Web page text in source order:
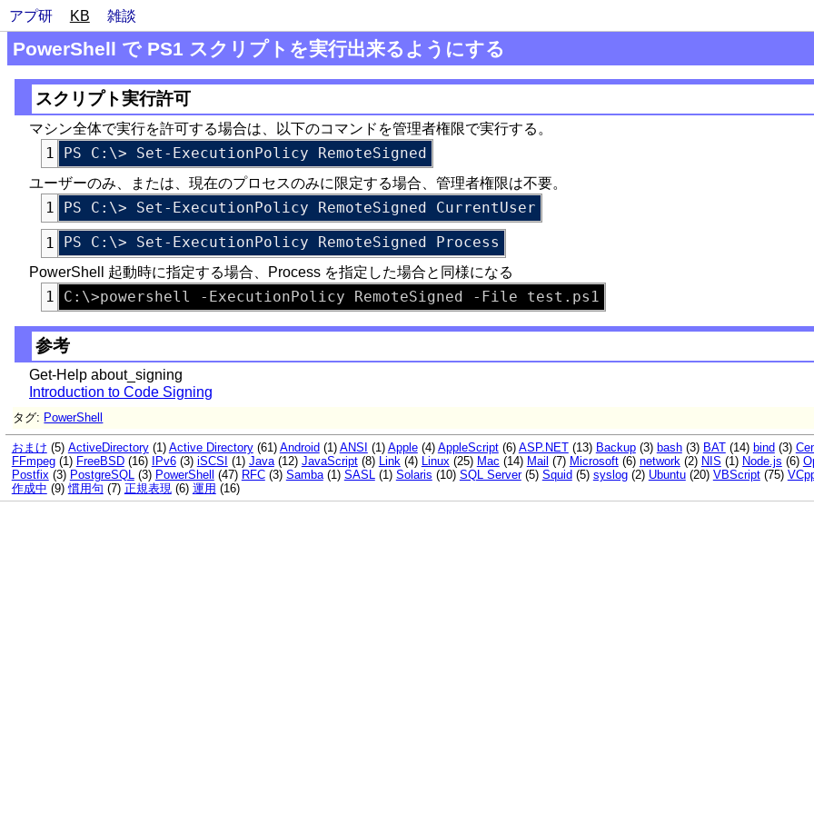
アプ研 KB 雑談
PowerShell で PS1 スクリプトを実行出来るようにする
スクリプト実行許可
マシン全体で実行を許可する場合は、以下のコマンドを管理者権限で実行する。
1
ユーザーのみ、または、現在のプロセスのみに限定する場合、管理者権限は不要。
1
1
PowerShell 起動時に指定する場合、Process を指定した場合と同様になる
1
参考
Get-Help about_signing
Introduction to Code Signing
タグ: PowerShell
おまけ (5) ActiveDirectory(1) Active Directory(61) Android (1) ANSI (1) Apple(4) AppleScript(6) ASP.NET(13) Backup(3) bash(3) BAT(14) bind (3)
FFmpeg(1) FreeBSD(16) IPv6(3) iSCSI (1) Java(12) JavaScript(8) Link(4) Linux(25) Mac (14) Mail (7) Microsoft(6) network(2) NIS (1) Node.js (6)
Postfix(3) PostgreSQL(3) PowerShell (47) RFC(3) Samba(1) SASL(1) Solaris (10) SQL Server(5) Squid (5) syslog(2) Ubuntu(20) VBScript(75)
作成中 (9)慣用句 (7) 正規表現(6) 運用 (16)